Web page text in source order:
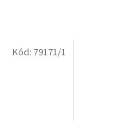
Kód: 79171/1